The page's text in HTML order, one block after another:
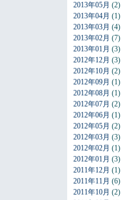
2013年05月 (2)
2013年04月 (1)
2013年03月 (4)
2013年02月 (7)
2013年01月 (3)
2012年12月 (3)
2012年10月 (2)
2012年09月 (1)
2012年08月 (1)
2012年07月 (2)
2012年06月 (1)
2012年05月 (2)
2012年03月 (3)
2012年02月 (1)
2012年01月 (3)
2011年12月 (1)
2011年11月 (6)
2011年10月 (2)